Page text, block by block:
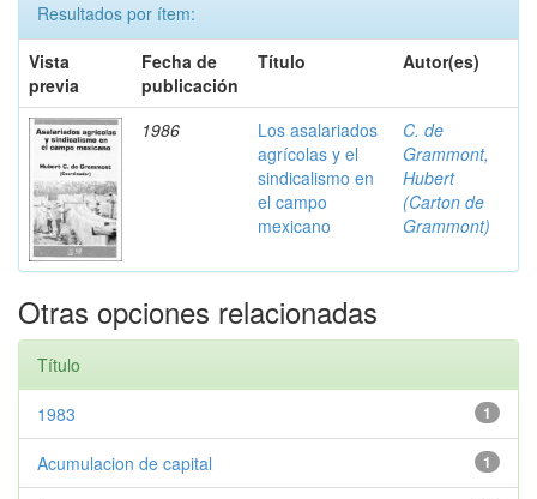
Resultados por ítem:
Vista
previa
Fecha de
publicación
Título Autor(es)
1986
Los asalariados
agrícolas y el
sindicalismo en
el campo
mexicano
C. de
Grammont,
Hubert
(Carton de
Grammont)
Otras opciones relacionadas
Título
1
1983
1
Acumulacion de capital